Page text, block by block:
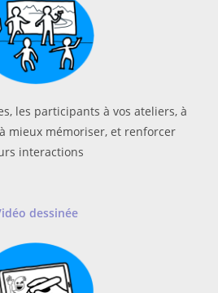
les participants à vos ateliers, à
mieux mémoriser, et renforcer
interactions
dessinée